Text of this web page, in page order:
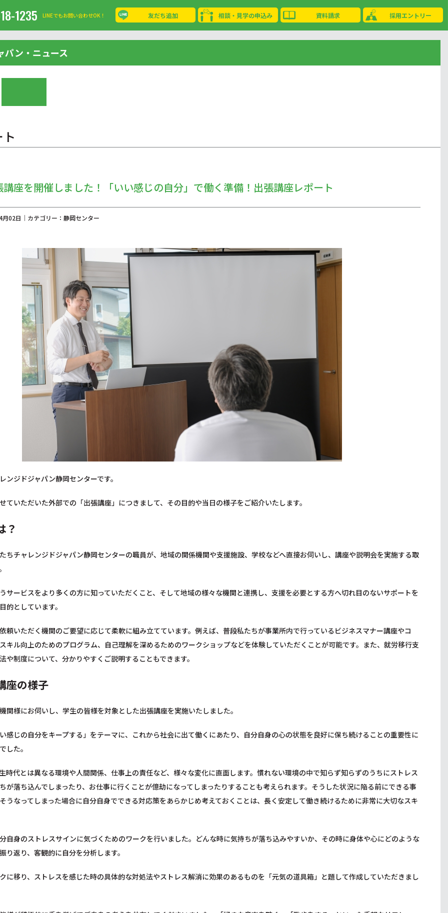
1235 LINEでもお問い合わせOK！ 友だち追加 相談・見学の申込み 資料請求 採用エントリー
パン・ニュース
座を開催しました！「いい感じの自分」で働く準備！出張講座レポート
02日｜カテゴリー：静岡センター
ンジドジャパン静岡センターです。
ていただいた外部での「出張講座」につきまして、その目的や当日の様子をご紹介いたします。
？
ちチャレンジドジャパン静岡センターの職員が、地域の関係機関や支援施設、学校などへ直接お伺いし、講座や説明会を実施する取
サービスをより多くの方に知っていただくこと、そして地域の様々な機関と連携し、支援を必要とする方へ切れ目のないサポートを
的としています。
頼いただく機関のご要望に応じて柔軟に組み立てています。例えば、普段私たちが事業所内で行っているビジネスマナー講座やコ
キル向上のためのプログラム、自己理解を深めるためのワークショップなどを体験していただくことが可能です。また、就労移行支
や制度について、分かりやすくご説明することもできます。
座の様子
関様にお伺いし、学生の皆様を対象とした出張講座を実施いたしました。
感じの自分をキープする」をテーマに、これから社会に出て働くにあたり、自分自身の心の状態を良好に保ち続けることの重要性に
した。
時代とは異なる環境や人間関係、仕事上の責任など、様々な変化に直面します。慣れない環境の中で知らず知らずのうちにストレス
が落ち込んでしまったり、お仕事に行くことが億劫になってしまったりすることも考えられます。そうした状況に陥る前にできる事
うなってしまった場合に自分自身でできる対応策をあらかじめ考えておくことは、長く安定して働き続けるために非常に大切なスキ
自身のストレスサインに気づくためのワークを行いました。どんな時に気持ちが落ち込みやすいか、その時に身体や心にどのような
り返り、客観的に自分を分析します。
に移り、ストレスを感じた時の具体的な対処法やストレス解消に効果のあるものを「元気の道具箱」と題して作成していただきまし